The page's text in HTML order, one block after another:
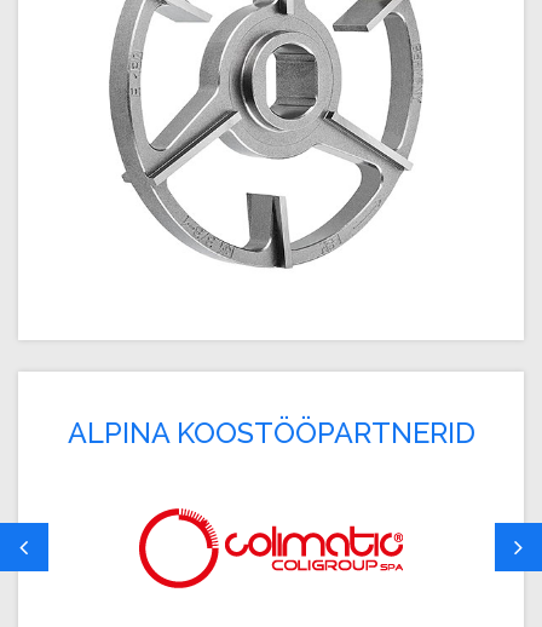
ALPINA KOOSTÖÖPARTNERID